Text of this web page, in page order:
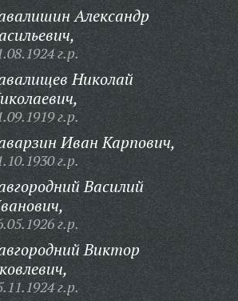
Александр
г.р.
Николай
г.р.
Иван Карпович,
г.р.
Василий
г.р.
Виктор
г.р.